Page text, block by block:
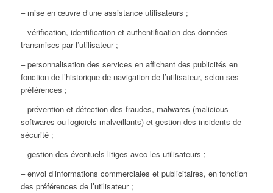
– mise en œuvre d’une assistance utilisateurs ;
– vérification, identification et authentification des données
transmises par l’utilisateur ;
– personnalisation des services en affichant des publicités en
fonction de l’historique de navigation de l’utilisateur, selon ses
préférences ;
– prévention et détection des fraudes, malwares (malicious
softwares ou logiciels malveillants) et gestion des incidents de
sécurité ;
– gestion des éventuels litiges avec les utilisateurs ;
– envoi d’informations commerciales et publicitaires, en fonction
des préférences de l’utilisateur ;